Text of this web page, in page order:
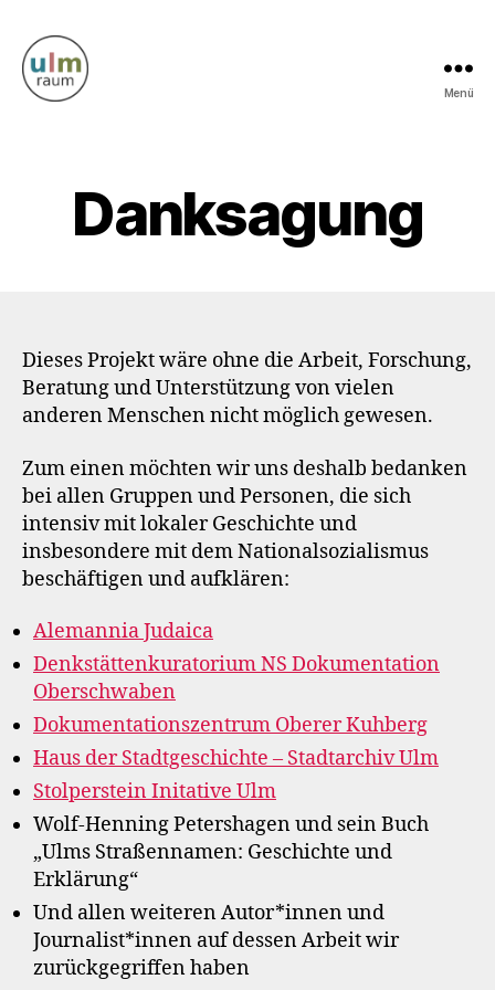
Menü
Danksagung
Dieses Projekt wäre ohne die Arbeit, Forschung,
Beratung und Unterstützung von vielen
anderen Menschen nicht möglich gewesen.
Zum einen möchten wir uns deshalb bedanken
bei allen Gruppen und Personen, die sich
intensiv mit lokaler Geschichte und
insbesondere mit dem Nationalsozialismus
beschäftigen und aufklären:
Alemannia Judaica
Denkstättenkuratorium NS Dokumentation
Oberschwaben
Dokumentationszentrum Oberer Kuhberg
Haus der Stadtgeschichte – Stadtarchiv Ulm
Stolperstein Initative Ulm
Wolf-Henning Petershagen und sein Buch
„Ulms Straßennamen: Geschichte und
Erklärung“
Und allen weiteren Autor*innen und
Journalist*innen auf dessen Arbeit wir
zurückgegriffen haben